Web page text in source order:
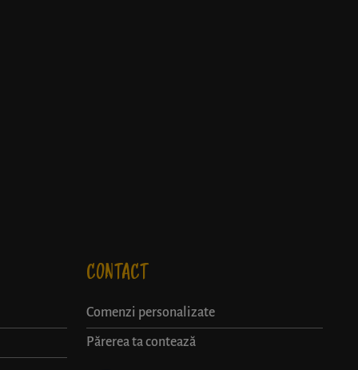
CONTACT
Comenzi personalizate
Părerea ta contează